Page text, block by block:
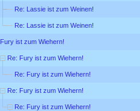
Re: Lassie ist zum Weinen!
Re: Lassie ist zum Weinen!
Fury ist zum Wiehern!
Re: Fury ist zum Wiehern!
Re: Fury ist zum Wiehern!
Re: Fury ist zum Wiehern!
Re: Fury ist zum Wiehern!